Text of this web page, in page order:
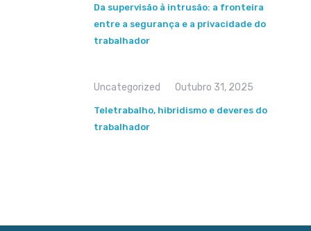
Da supervisão à intrusão: a fronteira
entre a segurança e a privacidade do
trabalhador
Uncategorized Outubro 31, 2025
Teletrabalho, hibridismo e deveres do
trabalhador